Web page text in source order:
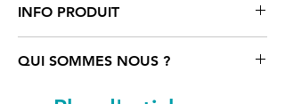
INFO PRODUIT
cartoon oiseauxTootoons
QUI SOMMES NOUS ?
Tootoons
est un univers coloré rempli